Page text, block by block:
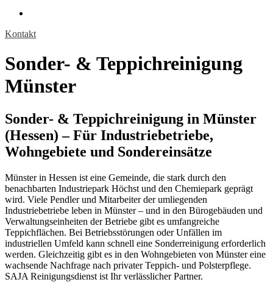
Kontakt
Sonder- & Teppichreinigung
Münster
Sonder- & Teppichreinigung in Münster
(Hessen) – Für Industriebetriebe,
Wohngebiete und Sondereinsätze
Münster in Hessen ist eine Gemeinde, die stark durch den
benachbarten Industriepark Höchst und den Chemiepark geprägt
wird. Viele Pendler und Mitarbeiter der umliegenden
Industriebetriebe leben in Münster – und in den Bürogebäuden und
Verwaltungseinheiten der Betriebe gibt es umfangreiche
Teppichflächen. Bei Betriebsstörungen oder Unfällen im
industriellen Umfeld kann schnell eine Sonderreinigung erforderlich
werden. Gleichzeitig gibt es in den Wohngebieten von Münster eine
wachsende Nachfrage nach privater Teppich- und Polsterpflege.
SAJA Reinigungsdienst ist Ihr verlässlicher Partner.